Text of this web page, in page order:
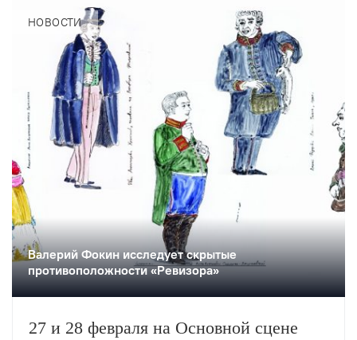
НОВОСТИ
Валерий Фокин исследует скрытые
противоположности «Ревизора»
27 и 28 февраля на Основной сцене